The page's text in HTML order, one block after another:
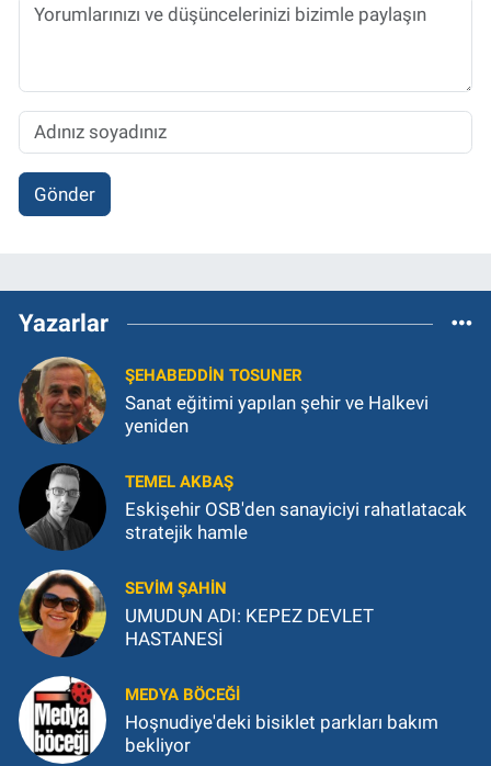
Gönder
Yazarlar
ŞEHABEDDIN TOSUNER
Sanat eğitimi yapılan şehir ve Halkevi
yeniden
TEMEL AKBAŞ
Eskişehir OSB'den sanayiciyi rahatlatacak
stratejik hamle
SEVIM ŞAHIN
UMUDUN ADI: KEPEZ DEVLET
HASTANESİ
MEDYA BÖCEĞI
Hoşnudiye'deki bisiklet parkları bakım
bekliyor